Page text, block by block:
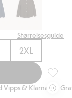
Størrelsesguide
2XL
& Klarna